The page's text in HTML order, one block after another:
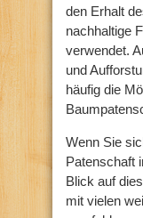
den Erhalt
nachhaltige
verwendet.
und
häufig die
Wenn Sie
Patenschaft
Blick auf
mit vielen